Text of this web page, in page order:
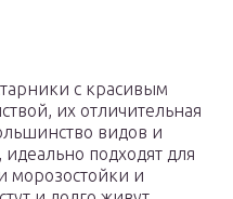
с красивым
их отличительная
видов и
подходят для
морозостойки и